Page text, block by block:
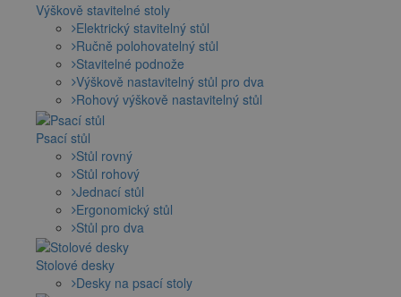
Výškově stavitelné stoly
Elektrický stavitelný stůl
Ručně polohovatelný stůl
Stavitelné podnože
Výškově nastavitelný stůl pro dva
Rohový výškově nastavitelný stůl
Psací stůl
Stůl rovný
Stůl rohový
Jednací stůl
Ergonomický stůl
Stůl pro dva
Stolové desky
Desky na psací stoly